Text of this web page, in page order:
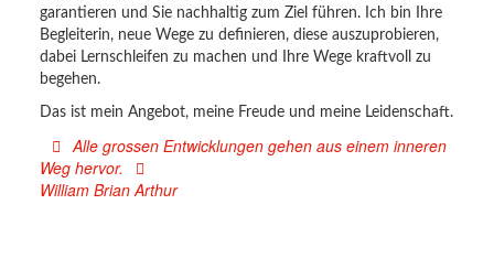
garantieren und Sie nachhaltig zum Ziel führen. Ich bin Ihre
Begleiterin, neue Wege zu definieren, diese auszuprobieren,
dabei Lernschleifen zu machen und Ihre Wege kraftvoll zu
begehen.
Das ist mein Angebot, meine Freude und meine Leidenschaft.
Alle grossen Entwicklungen gehen aus einem inneren
Weg hervor.
William Brian Arthur